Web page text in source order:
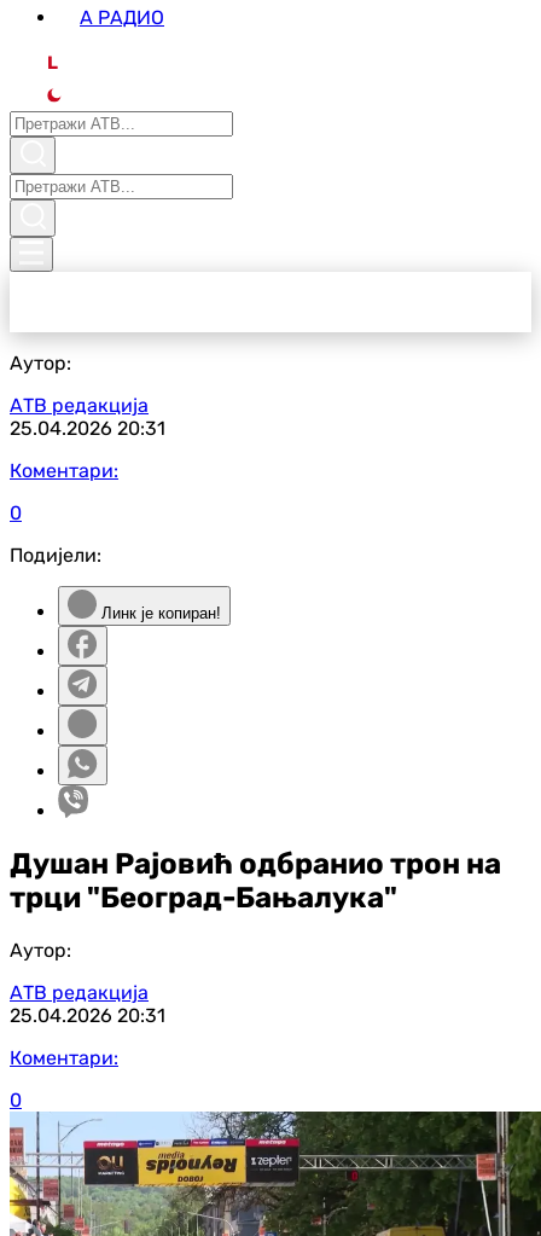
А РАДИО
L
Аутор:
АТВ редакција
25.04.2026 20:31
Коментари:
0
Подијели:
Линк је копиран!
Душан Рајовић одбранио трон на
трци "Београд-Бањалука"
Аутор:
АТВ редакција
25.04.2026 20:31
Коментари:
0